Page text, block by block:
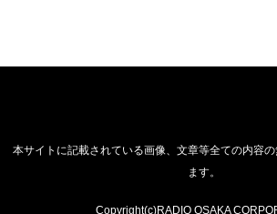
本サイトに記載されている画像、文章等全ての内容
ます。
Copyright(c)RADIO OSAKA